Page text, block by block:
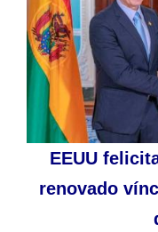
EEUU
renovado